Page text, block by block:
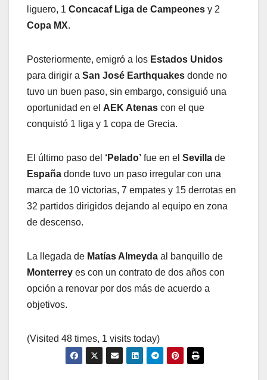
liguero, 1 Concacaf Liga de Campeones y 2
Copa MX.
Posteriormente, emigró a los Estados Unidos
para dirigir a San José Earthquakes donde no
tuvo un buen paso, sin embargo, consiguió una
oportunidad en el AEK Atenas con el que
conquistó 1 liga y 1 copa de Grecia.
El último paso del ‘Pelado’ fue en el Sevilla de
España donde tuvo un paso irregular con una
marca de 10 victorias, 7 empates y 15 derrotas en
32 partidos dirigidos dejando al equipo en zona
de descenso.
La llegada de Matías Almeyda al banquillo de
Monterrey es con un contrato de dos años con
opción a renovar por dos más de acuerdo a
objetivos.
(Visited 48 times, 1 visits today)